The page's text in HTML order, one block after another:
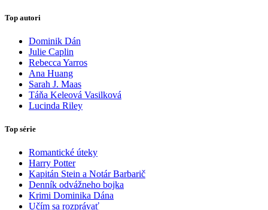
Top autori
Dominik Dán
Julie Caplin
Rebecca Yarros
Ana Huang
Sarah J. Maas
Táňa Keleová Vasilková
Lucinda Riley
Top série
Romantické úteky
Harry Potter
Kapitán Stein a Notár Barbarič
Denník odvážneho bojka
Krimi Dominika Dána
Učím sa rozprávať